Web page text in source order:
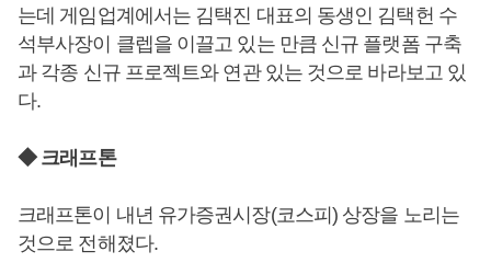
는데 게임업계에서는 김택진 대표의 동생인 김택헌 수
석부사장이 클렙을 이끌고 있는 만큼 신규 플랫폼 구축
과 각종 신규 프로젝트와 연관 있는 것으로 바라보고 있
다.
◆ 크래프톤
크래프톤이 내년 유가증권시장(코스피) 상장을 노리는
것으로 전해졌다.